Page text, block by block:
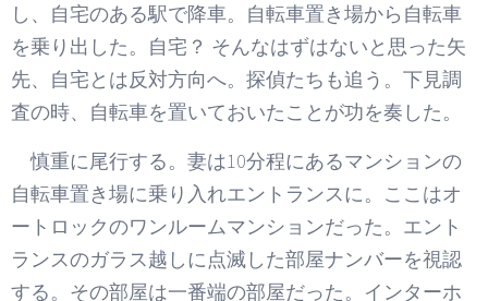
し、自宅のある駅で降車。自転車置き場から自転車
を乗り出した。自宅？ そんなはずはないと思った矢
先、自宅とは反対方向へ。探偵たちも追う。下見調
査の時、自転車を置いておいたことが功を奏した。
慎重に尾行する。妻は10分程にあるマンションの
自転車置き場に乗り入れエントランスに。ここはオ
ートロックのワンルームマンションだった。エント
ランスのガラス越しに点滅した部屋ナンバーを視認
する。その部屋は一番端の部屋だった。インターホ